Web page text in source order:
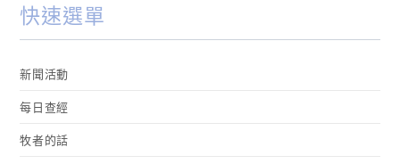
快速選單
新聞活動
每日查經
牧者的話